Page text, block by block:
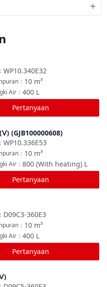
WP10.340E32
：
10 m³
：
400 L
Air ：
Pertanyaan
(GJB100000608)
WP10.336E53
：
10 m³
：
800 (With heating) L
Air ：
Pertanyaan
D09C3-360E3
：
10 m³
：
400 L
Air ：
Pertanyaan